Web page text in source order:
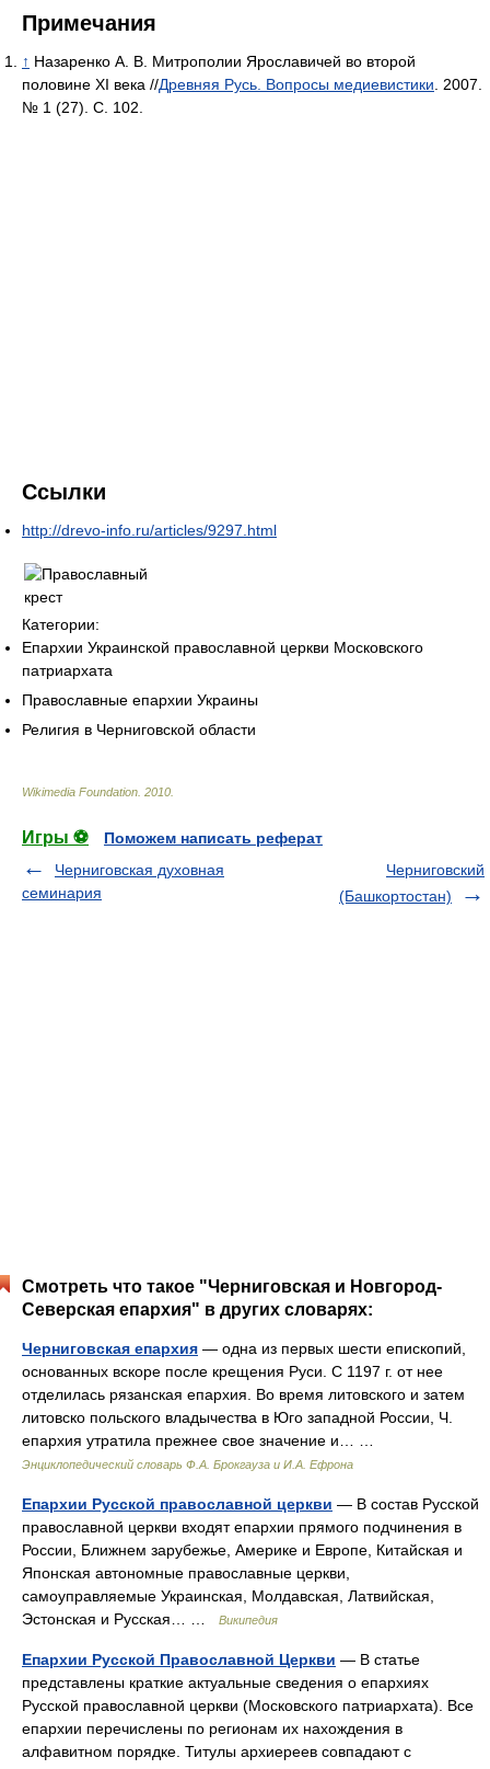
Примечания
↑ Назаренко А. В. Митрополии Ярославичей во второй
половине XI века //Древняя Русь. Вопросы медиевистики . 2007.
№ 1 (27). С. 102.
Ссылки
http://drevo-info.ru/articles/9297.html
Категории:
Епархии Украинской православной церкви Московского
патриархата
Православные епархии Украины
Религия в Черниговской области
Wikimedia Foundation 2010
Игры ⚽
Поможем написать реферат
Черниговская духовная
семинария
Черниговский
(Башкортостан)
Смотреть что такое "Черниговская и Новгород-
Северская епархия" в других словарях:
Черниговская епархия — одна из первых шести епископий,
основанных вскоре после крещения Руси. С 1197 г. от нее
отделилась рязанская епархия. Во время литовского и затем
литовско польского владычества в Юго западной России, Ч.
епархия утратила прежнее свое значение и… …
Энциклопедический словарь Ф.А. Брокгауза и И.А. Ефрона
Епархии Русской православной церкви — В состав Русской
православной церкви входят епархии прямого подчинения в
России, Ближнем зарубежье, Америке и Европе, Китайская и
Японская автономные православные церкви,
самоуправляемые Украинская, Молдавская, Латвийская,
Эстонская и Русская… …
Википедия
Епархии Русской Православной Церкви — В статье
представлены краткие актуальные сведения о епархиях
Русской православной церкви (Московского патриархата). Все
епархии перечислены по регионам их нахождения в
алфавитном порядке. Титулы архиереев совпадают с